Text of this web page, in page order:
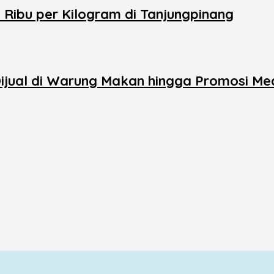
per Kilogram di Tanjungpinang
di Warung Makan hingga Promosi